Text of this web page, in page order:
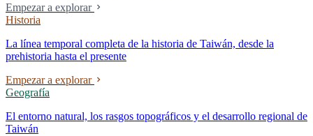
Empezar a explorar
Historia
La línea temporal completa de la historia de Taiwán, desde la
prehistoria hasta el presente
Empezar a explorar
Geografía
El entorno natural, los rasgos topográficos y el desarrollo regional de
Taiwán